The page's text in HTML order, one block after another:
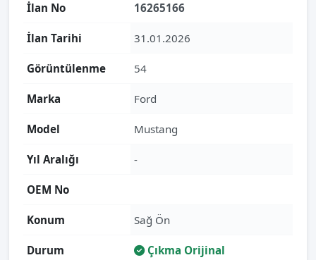
İlan No 16265166
İlan Tarihi 31.01.2026
Görüntülenme 54
Marka Ford
Model Mustang
Yıl Aralığı -
OEM No
Konum Sağ Ön
Durum Çıkma Orijinal